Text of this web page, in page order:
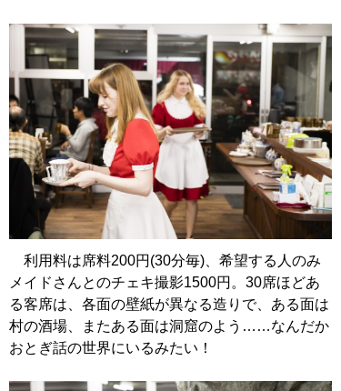
利用料は席料200円(30分毎)、希望する人のみ
メイドさんとのチェキ撮影1500円。30席ほどあ
る客席は、各面の壁紙が異なる造りで、ある面は
村の酒場、またある面は洞窟のよう……なんだか
おとぎ話の世界にいるみたい！